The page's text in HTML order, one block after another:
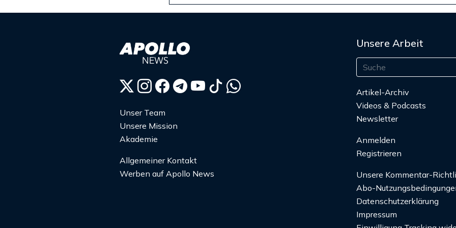
Unser Team
Unsere Mission
Akademie
Allgemeiner Kontakt
Werben auf Apollo News
Unsere Arbeit
Artikel-Archiv
Videos & Podcasts
Newsletter
Anmelden
Registrieren
Unsere Kommentar-
Abo-
Datenschutzerklärung
Impressum